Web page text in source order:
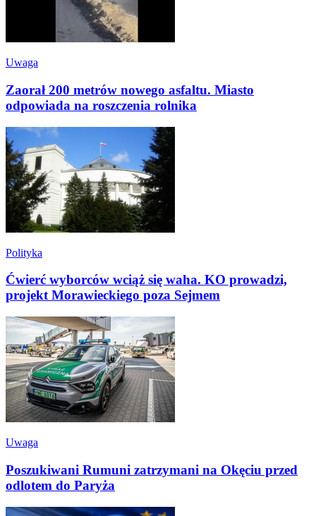
Uwaga
Zaorał 200 metrów nowego asfaltu. Miasto
odpowiada na roszczenia rolnika
Polityka
Ćwierć wyborców wciąż się waha. KO prowadzi,
projekt Morawieckiego poza Sejmem
Uwaga
Poszukiwani Rumuni zatrzymani na Okęciu przed
odlotem do Paryża